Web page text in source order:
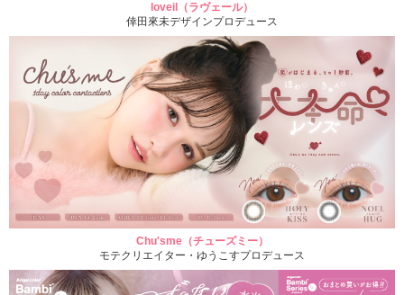
loveil（ラヴェール）
倖田來未デザインプロデュース
Chu'sme（チューズミー）
モテクリエイター・ゆうこすプロデュース